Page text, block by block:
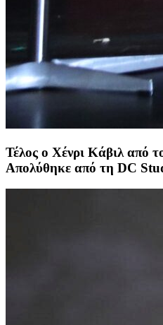
Τέλος ο Χένρι Κάβιλ από
Απολύθηκε από τη DC